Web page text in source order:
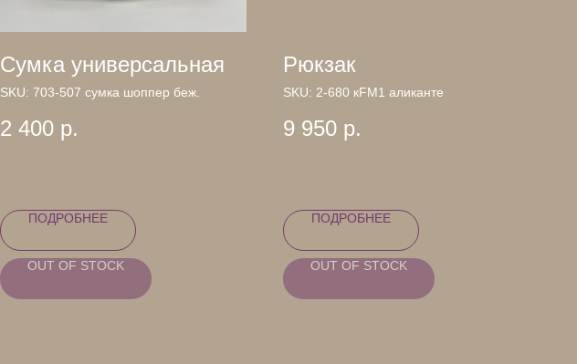
Сумка универсальная
SKU: 703-507 сумка шоппер беж.
2 400 р.
ПОДРОБНЕЕ
OUT OF STOCK
Рюкзак
SKU: 2-680 кFM1 аликанте
9 950 р.
ПОДРОБНЕЕ
OUT OF STOCK